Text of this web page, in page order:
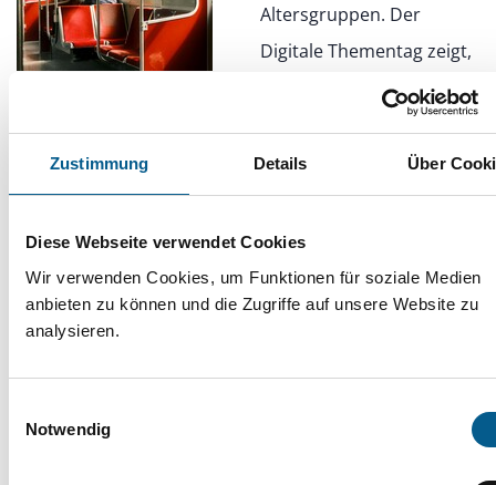
Zustimmung Details Über
Diese Webseite verwendet Cookies
Wir verwenden Cookies, um Funktionen für soziale Medien
anbieten zu können und die Zugriffe auf unsere Website zu
analysieren.
Notwendig
Altersgruppen. Der
Digitale Thementag zeigt,
wie gemeinsames
Handeln Nähe schafft und
Zusammenhalt stärkt
Tag der älteren Generation: Chancen
für Prävention nutzen – Beratung
10.11.2025